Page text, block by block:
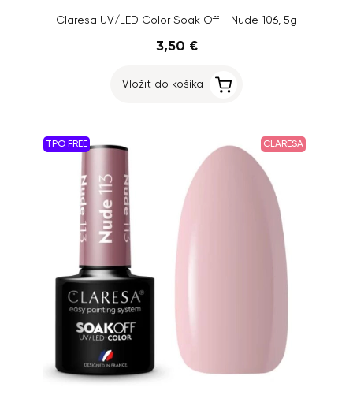
Claresa UV/LED Color Soak Off - Nude 106, 5g
3,50 €
Vložiť do košíka
TPO FREE CLARESA